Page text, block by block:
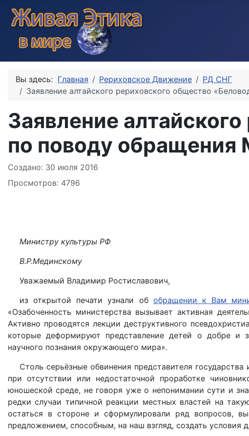
Вы здесь: Главная Рериховское Движение
РД СНГ
Заявление алтайского рериховского общество
Заявление
по поводу
Информация о материале
Создано: 30 июля 2016
Просмотров: 4796
Министру культуры РФ
В.Р.Мединскому
Уважаемый Владимир Ростиславович,
из открытой печати узнали об обращении к Вам
«Озабоченность министерства вызывает активная
Активно проводятся лекции деструктивного
которые деформируют представление детей о добре и
научного познания окружающего мира».
Столь серьёзные обвинения представителя
при отсутствии или недостаточной проработке
юношеской среде, не говоря уже о непонимании сути и
редки случаи типичной реакции местных властей на
остаться в стороне и сформулировали ряд вопросов,
предложением, способным, на наш взгляд, создать условия